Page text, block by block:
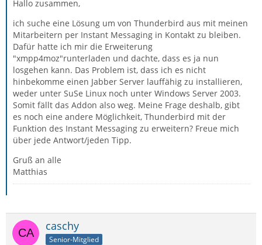
Hallo zusammen,
ich suche eine Lösung um von Thunderbird aus mit meinen
Mitarbeitern per Instant Messaging in Kontakt zu bleiben.
Dafür hatte ich mir die Erweiterung
"xmpp4moz"runterladen und dachte, dass es ja nun
losgehen kann. Das Problem ist, dass ich es nicht
hinbekomme einen Jabber Server lauffähig zu installieren,
weder unter SuSe Linux noch unter Windows Server 2003.
Somit fällt das Addon also weg. Meine Frage deshalb, gibt
es noch eine andere Möglichkeit, Thunderbird mit der
Funktion des Instant Messaging zu erweitern? Freue mich
über jede Antwort/jeden Tipp.
Gruß an alle
Matthias
caschy
Senior-Mitglied